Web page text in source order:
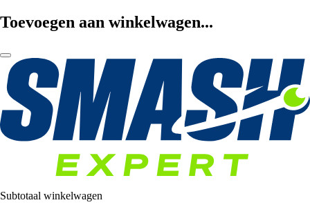
Toevoegen aan winkelwagen...
Subtotaal winkelwagen